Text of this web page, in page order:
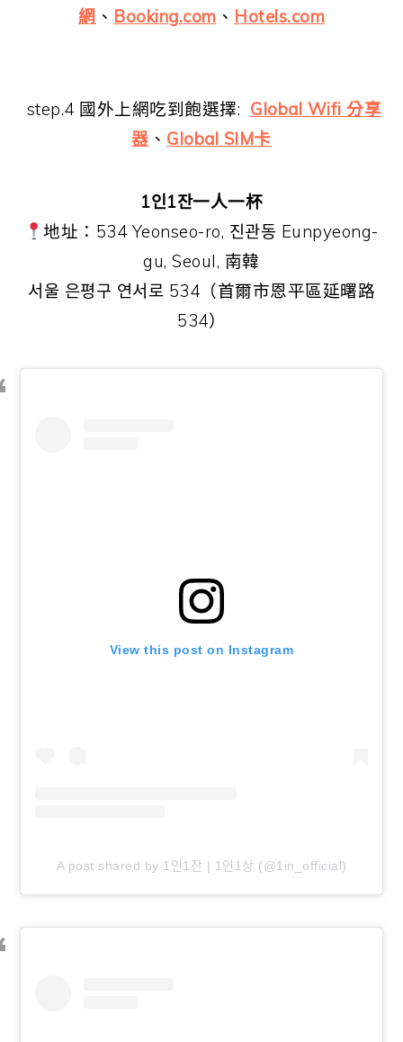
網 、 Booking.com 、 Hotels.com
step.4 國外上網吃到飽選擇: Global Wifi 分享
器 、 Global SIM卡
1인1잔一人一杯
地址：534 Yeonseo-ro, 진관동 Eunpyeong-
gu, Seoul, 南韓
서울 은평구 연서로 534（首爾市恩平區延曙路
534）
View this post on Instagram
A post shared by 1인1잔 | 1인1상 (@1in_official)